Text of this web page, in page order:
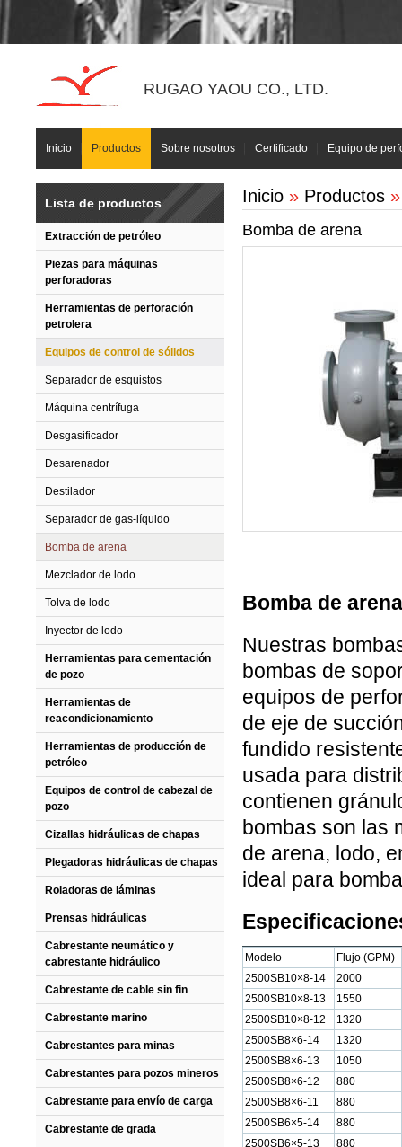
RUGAO YAOU CO., LTD.
Inicio Productos Sobre nosotros Certificado Equipo de
Lista de productos
Extracción de petróleo
Piezas para máquinas
perforadoras
Herramientas de perforación
petrolera
Equipos de control de sólidos
Separador de esquistos
Máquina centrífuga
Desgasificador
Desarenador
Destilador
Separador de gas-líquido
Bomba de arena
Mezclador de lodo
Tolva de lodo
Inyector de lodo
Herramientas para cementación
de pozo
Herramientas de
reacondicionamiento
Herramientas de producción de
petróleo
Equipos de control de cabezal de
pozo
Cizallas hidráulicas de chapas
Plegadoras hidráulicas de chapas
Roladoras de láminas
Prensas hidráulicas
Cabrestante neumático y
cabrestante hidráulico
Cabrestante de cable sin fin
Cabrestante marino
Cabrestantes para minas
Cabrestantes para pozos mineros
Cabrestante para envío de carga
Cabrestante de grada
Inicio » Productos
Bomba de arena
Bomba de arena
Nuestras
bombas de
equipos de
de eje de
fundido
usada para
contienen
bombas son las
de arena, lodo,
ideal para
Modelo
Flujo (GPM)
2500SB10×8-14
2000
2500SB10×8-13
1550
2500SB10×8-12
1320
2500SB8×6-14
1320
2500SB8×6-13
1050
2500SB8×6-12
880
2500SB8×6-11
880
2500SB6×5-14
880
2500SB6×5-13
880